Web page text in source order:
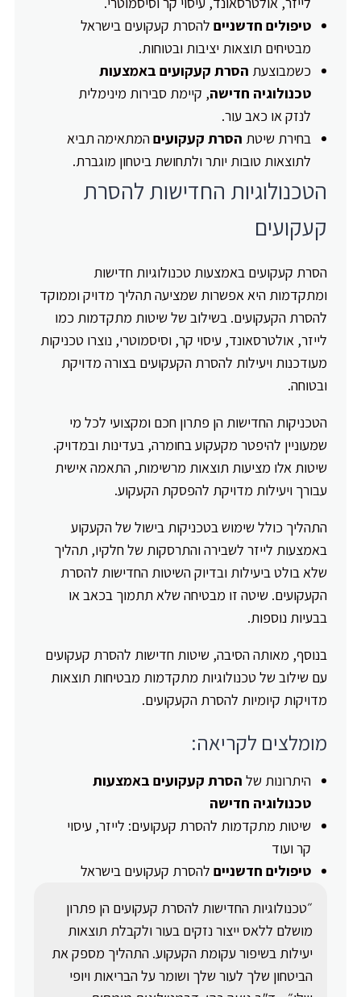
טיפולים חדשנייםלהסרת קעקועים בישראל
מבטיחים תוצאות יציבות ובטוחות.
כשמבוצעת הסרת קעקועים באמצעות
טכנולוגיה חדישה, קיימת סבירות מינימלית
לנזק או כאב עור.
בחירת שיטת הסרת קעקועיםהמתאימה תביא
לתוצאות טובות יותר ולתחושת ביטחון מוגברת.
הטכנולוגיות החדישות להסרת
קעקועים
הסרת קעקועים באמצעות טכנולוגיות חדישות
ומתקדמות היא אפשרות שמציעה תהליך מדויק וממוקד
להסרת הקעקועים. בשילוב של שיטות מתקדמות כמו
לייזר, אולטרסאונד, עיסוי קר, וסיסמוטרי, נוצרו טכניקות
מעודכנות ויעילות להסרת הקעקועים בצורה מדויקת
ובטוחה.
הטכניקות החדישות הן פתרון חכם ומקצועי לכל מי
שמעוניין להיפטר מקעקוע בחומרה, בעדינות ובמדויק.
שיטות אלו מציעות תוצאות מרשימות, התאמה אישית
עבורך ויעילות מדויקת להפסקת הקעקוע.
התהליך כולל שימוש בטכניקות בישול של הקעקוע
באמצעות לייזר לשבירה והתרסקות של חלקיו, תהליך
שלא בולט ביעילות ובדיוק השיטות החדישות להסרת
הקעקועים. שיטה זו מבטיחה שלא תתמוך בכאב או
בבעיות נוספות.
בנוסף, מאותה הסיבה, שיטות חדישות להסרת קעקועים
עם שילוב של טכנולוגיות מתקדמות מבטיחות תוצאות
מדויקות קיומיות להסרת הקעקועים.
מומלצים לקריאה:
היתרונות של הסרת קעקועים באמצעות
טכנולוגיה חדישה
שיטות מתקדמות להסרת קעקועים: לייזר, עיסוי
קר ועוד
טיפולים חדשנייםלהסרת קעקועים בישראל
״טכנולוגיות החדישות להסרת קעקועים הן פתרון
מושלם ללאס ייצור נזקים בעור ולקבלת תוצאות
יעילות בשיפור עקומת הקעקוע. התהליך מספק את
הביטחון שלך לעור שלך ושומר על הבריאות ויופי